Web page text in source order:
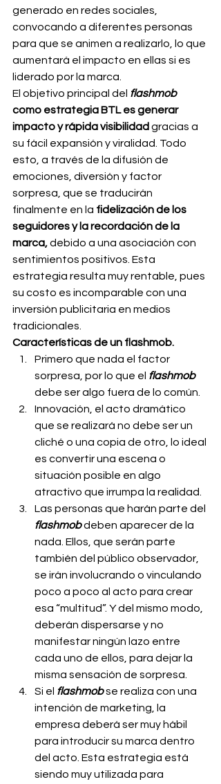
generado en redes sociales,
convocando a diferentes personas
para que se animen a realizarlo, lo que
aumentará el impacto en ellas si es
liderado por la marca.
El objetivo principal del flashmob
como estrategia BTL es generar
impacto y rápida visibilidad gracias a
su fácil expansión y viralidad. Todo
esto, a través de la difusión de
emociones, diversión y factor
sorpresa, que se traducirán
finalmente en la fidelización de los
seguidores y la recordación de la
marca, debido a una asociación con
sentimientos positivos. Esta
estrategia resulta muy rentable, pues
su costo es incomparable con una
inversión publicitaria en medios
tradicionales.
Características de un flashmob.
Primero que nada el factor
sorpresa, por lo que el flashmob
debe ser algo fuera de lo común.
Innovación, el acto dramático
que se realizará no debe ser un
cliché o una copia de otro, lo ideal
es convertir una escena o
situación posible en algo
atractivo que irrumpa la realidad.
Las personas que harán parte del
flashmob deben aparecer de la
nada. Ellos, que serán parte
también del público observador,
se irán involucrando o vinculando
poco a poco al acto para crear
esa “multitud”. Y del mismo modo,
deberán dispersarse y no
manifestar ningún lazo entre
cada uno de ellos, para dejar la
misma sensación de sorpresa.
Si el flashmob se realiza con una
intención de marketing, la
empresa deberá ser muy hábil
para introducir su marca dentro
del acto. Esta estrategia está
siendo muy utilizada para